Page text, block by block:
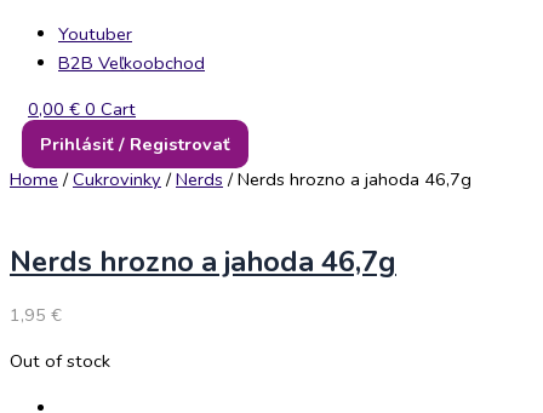
Youtuber
B2B Veľkoobchod
0,00 € 0 Cart
Prihlásiť / Registrovať
Home /Cukrovinky /Nerds / Nerds hrozno a jahoda 46,7g
Nerds hrozno a jahoda 46,7g
1,95 €
Out of stock